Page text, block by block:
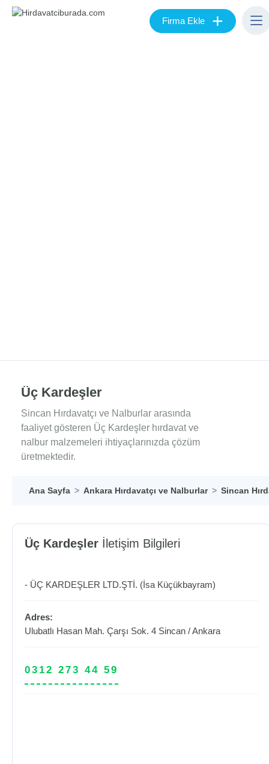
Firma Ekle +
Üç Kardeşler
Sincan Hırdavatçı ve Nalburlar arasında
faaliyet gösteren Üç Kardeşler hırdavat ve
nalbur malzemeleri ihtiyaçlarınızda çözüm
üretmektedir.
Ana Sayfa Ankara Hırdavatçı ve Nalburlar Sincan
Üç Kardeşler İletişim Bilgileri
- ÜÇ KARDEŞLER LTD.ŞTİ. (İsa Küçükbayram)
Adres:
Ulubatlı Hasan Mah. Çarşı Sok. 4 Sincan /Ankara
0312 273 44 59